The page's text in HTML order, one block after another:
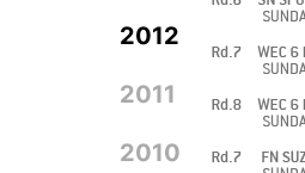
2012
2011
2010